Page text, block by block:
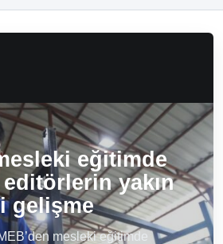
eğitimde
yakın
gelişme
mesleki eğitimde